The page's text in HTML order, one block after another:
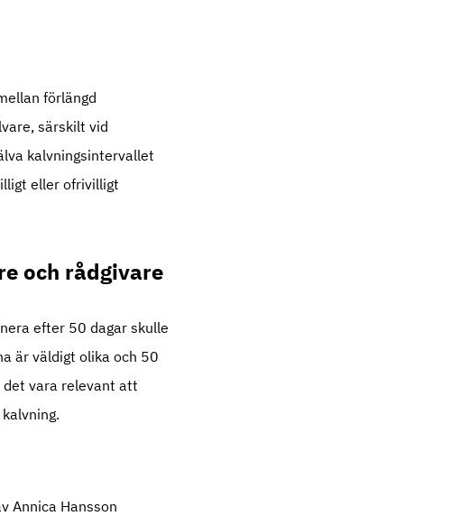
förlängd
särskilt vid
kalvningsintervallet
eller ofrivilligt
och rådgivare
efter 50 dagar skulle
är väldigt olika och 50
vara relevant att
Annica Hansson